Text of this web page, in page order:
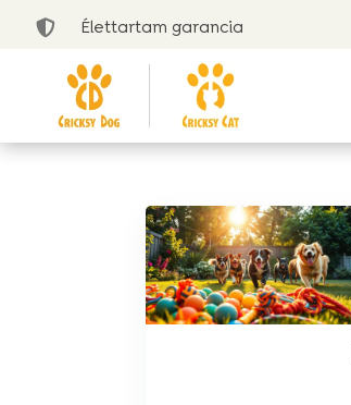
 Élettartam garancia